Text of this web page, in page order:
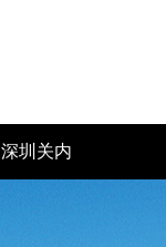
深圳关内